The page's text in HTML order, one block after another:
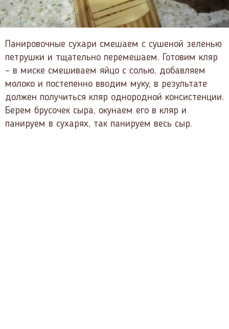
Панировочные сухари смешаем с сушеной зеленью
петрушки и тщательно перемешаем. Готовим кляр
– в миске смешиваем яйцо с солью, добавляем
молоко и постепенно вводим муку, в результате
должен получиться кляр однородной консистенции.
Берем брусочек сыра, окунаем его в кляр и
панируем в сухарях, так панируем весь сыр.